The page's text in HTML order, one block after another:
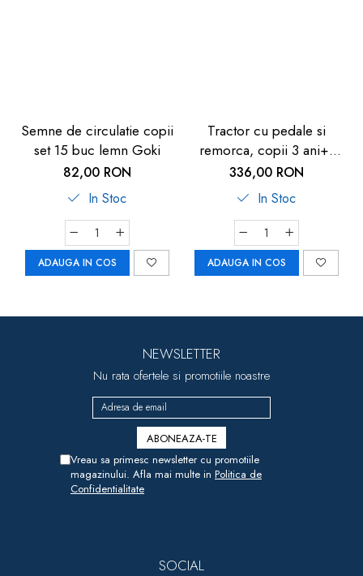
Semne de circulatie copii
set 15 buc lemn Goki
82,00 RON
In Stoc
ADAUGA IN COS
Tractor cu pedale si
remorca, copii 3 ani+,
rosu, Pilsan Active
336,00 RON
In Stoc
ADAUGA IN COS
NEWSLETTER
Nu rata ofertele si promotiile noastre
Vreau sa primesc newsletter cu promotiile
magazinului. Afla mai multe in Politica de
Confidentialitate
SOCIAL